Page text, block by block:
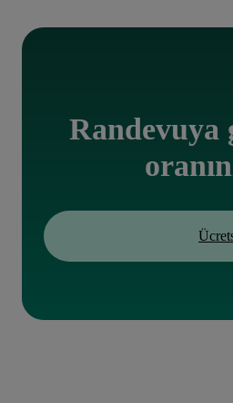
Randevuya